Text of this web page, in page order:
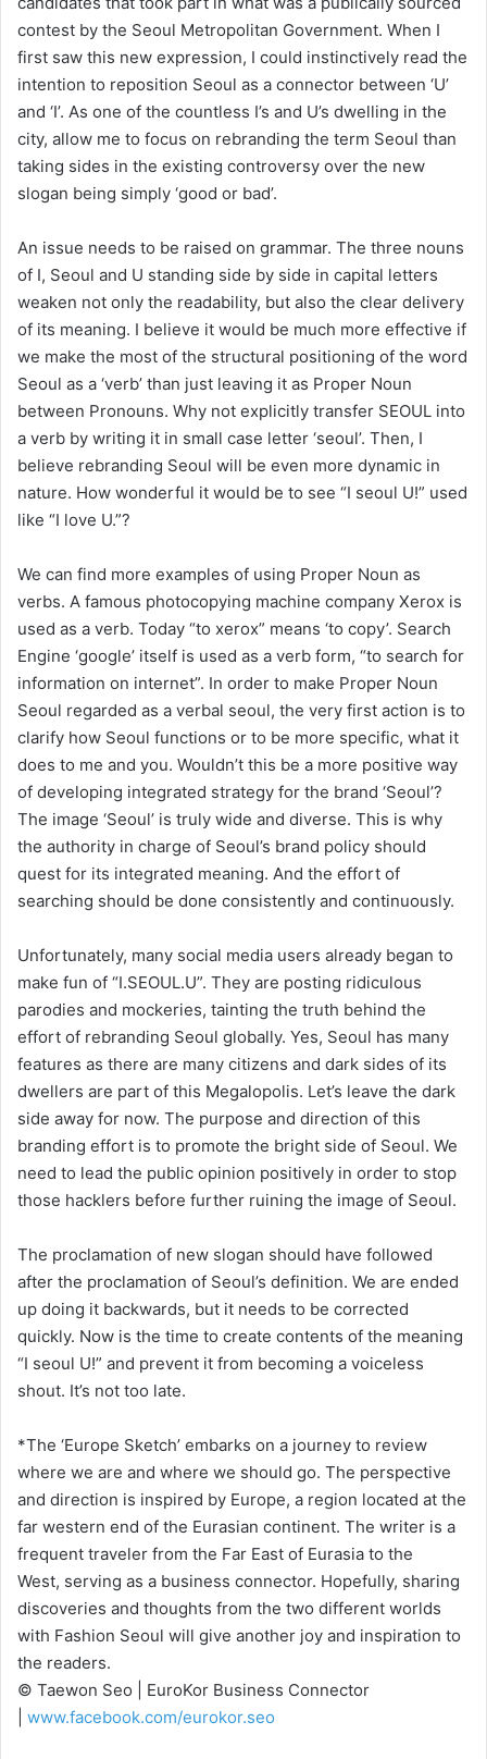
contest by the Seoul Metropolitan Government. When I
first saw this new expression, I could instinctively read the
intention to reposition Seoul as a connector between ‘U’
and ‘I’. As one of the countless I’s and U’s dwelling in the
city, allow me to focus on rebranding the term Seoul than
taking sides in the existing controversy over the new
slogan being simply ‘good or bad’.
An issue needs to be raised on grammar. The three nouns
of I, Seoul and U standing side by side in capital letters
weaken not only the readability, but also the clear delivery
of its meaning. I believe it would be much more effective if
we make the most of the structural positioning of the word
Seoul as a ‘verb’ than just leaving it as Proper Noun
between Pronouns. Why not explicitly transfer SEOUL into
a verb by writing it in small case letter ‘seoul’. Then, I
believe rebranding Seoul will be even more dynamic in
nature. How wonderful it would be to see “I seoul U!” used
like “I love U.”?
We can find more examples of using Proper Noun as
verbs. A famous photocopying machine company Xerox is
used as a verb. Today “to xerox” means ‘to copy’. Search
Engine ‘google’ itself is used as a verb form, “to search for
information on internet”. In order to make Proper Noun
Seoul regarded as a verbal seoul, the very first action is to
clarify how Seoul functions or to be more specific, what it
does to me and you. Wouldn’t this be a more positive way
of developing integrated strategy for the brand ‘Seoul’?
The image ‘Seoul’ is truly wide and diverse. This is why
the authority in charge of Seoul’s brand policy should
quest for its integrated meaning. And the effort of
searching should be done consistently and continuously.
Unfortunately, many social media users already began to
make fun of “I.SEOUL.U”. They are posting ridiculous
parodies and mockeries, tainting the truth behind the
effort of rebranding Seoul globally. Yes, Seoul has many
features as there are many citizens and dark sides of its
dwellers are part of this Megalopolis. Let’s leave the dark
side away for now. The purpose and direction of this
branding effort is to promote the bright side of Seoul. We
need to lead the public opinion positively in order to stop
those hacklers before further ruining the image of Seoul.
The proclamation of new slogan should have followed
after the proclamation of Seoul’s definition. We are ended
up doing it backwards, but it needs to be corrected
quickly. Now is the time to create contents of the meaning
“I seoul U!” and prevent it from becoming a voiceless
shout. It’s not too late.
*The ‘Europe Sketch’ embarks on a journey to review
where we are and where we should go. The perspective
and direction is inspired by Europe, a region located at the
far western end of the Eurasian continent. The writer is a
frequent traveler from the Far East of Eurasia to the
West, serving as a business connector. Hopefully, sharing
discoveries and thoughts from the two different worlds
with Fashion Seoul will give another joy and inspiration to
the readers.
© Taewon Seo | EuroKor Business Connector
www.facebook.com/eurokor.seo